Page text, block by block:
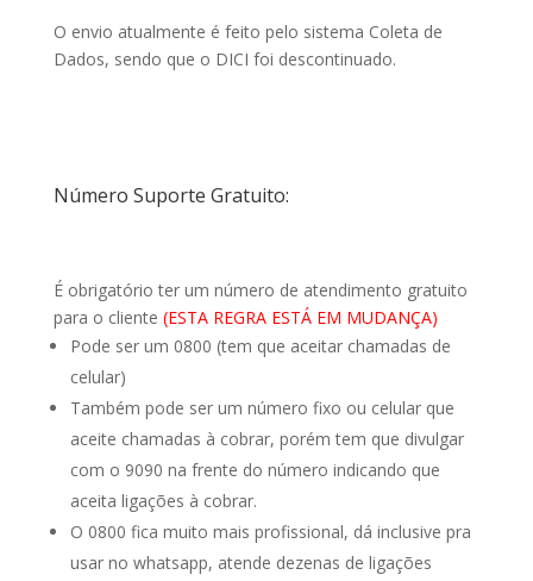
O envio atualmente é feito pelo sistema Coleta de
Dados, sendo que o DICI foi descontinuado.
Número Suporte Gratuito:
É obrigatório ter um número de atendimento gratuito
para o cliente (ESTA REGRA ESTÁ EM MUDANÇA)
Pode ser um 0800 (tem que aceitar chamadas de
celular)
Também pode ser um número fixo ou celular que
aceite chamadas à cobrar, porém tem que divulgar
com o 9090 na frente do número indicando que
aceita ligações à cobrar.
O 0800 fica muito mais profissional, dá inclusive pra
usar no whatsapp, atende dezenas de ligações